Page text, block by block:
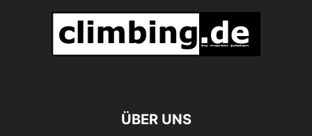
ÜBER UNS